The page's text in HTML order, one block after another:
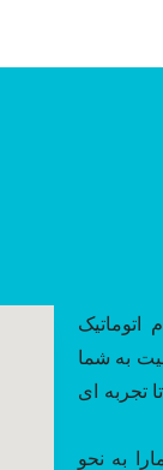
اتوماتیک
به شما
تجربه ای
به نحو